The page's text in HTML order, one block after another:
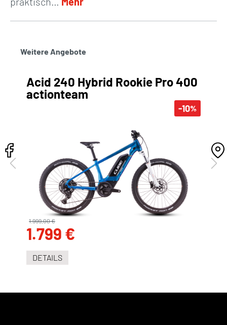
Weitere Angebote
-10%
Acid 240 Hybrid Rookie Pro 400
actionteam
1.799 €
1.999,00 €
DETAILS